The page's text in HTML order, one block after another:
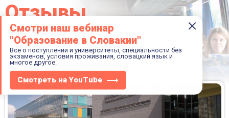
Смотри наш вебинар
"Образование в Словакии"
Все о поступлении и университеты, специальности без
экзаменов, условия проживания, словацкий язык и
многое другое.
Смотреть на YouTube
Отзывы
Клиентов Little Dream
Еще сомневаетесь по поводу виcшего образования
в Словакии? Тогда ознакомьтесь с отзывами наших
клиентов, которые уже учатся в вузах этой
удивительной страны!